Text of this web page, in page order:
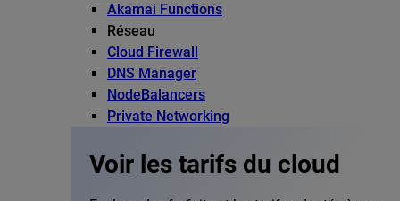
Akamai Functions
Réseau
Cloud Firewall
DNS Manager
NodeBalancers
Private Networking
Voir les tarifs du cloud